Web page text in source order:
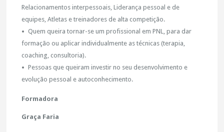
Relacionamentos interpessoais, Liderança pessoal e de
equipes, Atletas e treinadores de alta competição.
Quem queira tornar-se um profissional em PNL, para dar
formação ou aplicar individualmente as técnicas (terapia,
coaching, consultoria).
Pessoas que queiram investir no seu desenvolvimento e
evolução pessoal e autoconhecimento.
Formadora
Graça Faria